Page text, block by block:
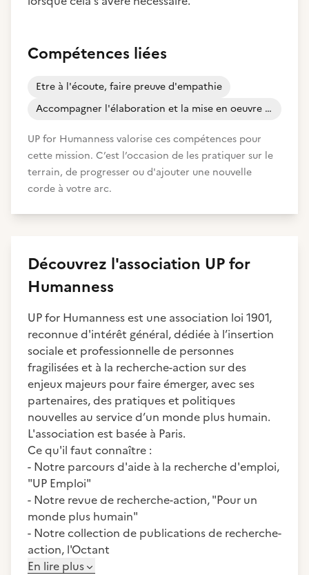
Compétences liées
Etre à l'écoute, faire preuve d'empathie
Accompagner l'élaboration et la mise en oeuvre d'un projet d'orientation professionnelle
UP for Humanness valorise ces compétences pour
cette mission. C’est l’occasion de les pratiquer sur le
terrain, de progresser ou d'ajouter une nouvelle
corde à votre arc.
Découvrez l'association UP for
Humanness
UP for Humanness est une association loi 1901,
reconnue d'intérêt général, dédiée à l’insertion
sociale et professionnelle de personnes
fragilisées et à la recherche-action sur des
enjeux majeurs pour faire émerger, avec ses
partenaires, des pratiques et politiques
nouvelles au service d’un monde plus humain.
L'association est basée à Paris.
Ce qu'il faut connaître :
- Notre parcours d'aide à la recherche d'emploi,
"UP Emploi"
- Notre revue de recherche-action, "Pour un
monde plus humain"
- Notre collection de publications de recherche-
action, l'Octant
En lire plus